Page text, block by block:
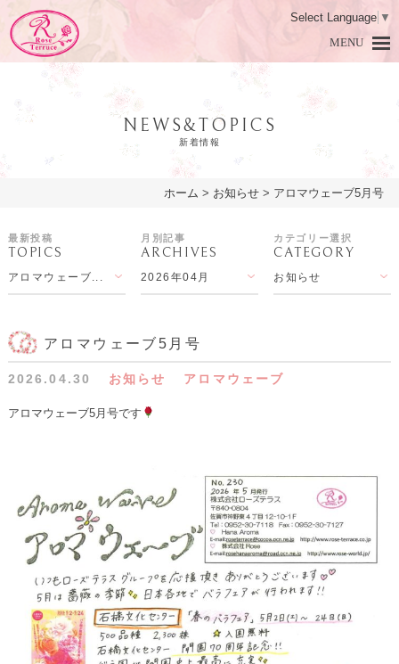
Select Language ▼
MENU
DAMASK ROSE
PRODUCTS 商品紹介
LESSON
NEWS&TOPICS
新着情報
ホーム > お知らせ > アロマウェーブ5月号
最新投稿
TOPICS
アロマウェーブ...
月別記事
ARCHIVES
2026年04月
カテゴリー選択
CATEGORY
お知らせ
アロマウェーブ5月号
2026.04.30 お知らせ アロマウェーブ
アロマウェーブ5月号です